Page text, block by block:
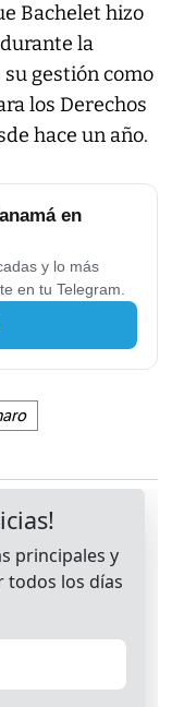
Bachelet hizo
la
gestión como
los Derechos
hace un año.
en
y lo más
en tu Telegram.